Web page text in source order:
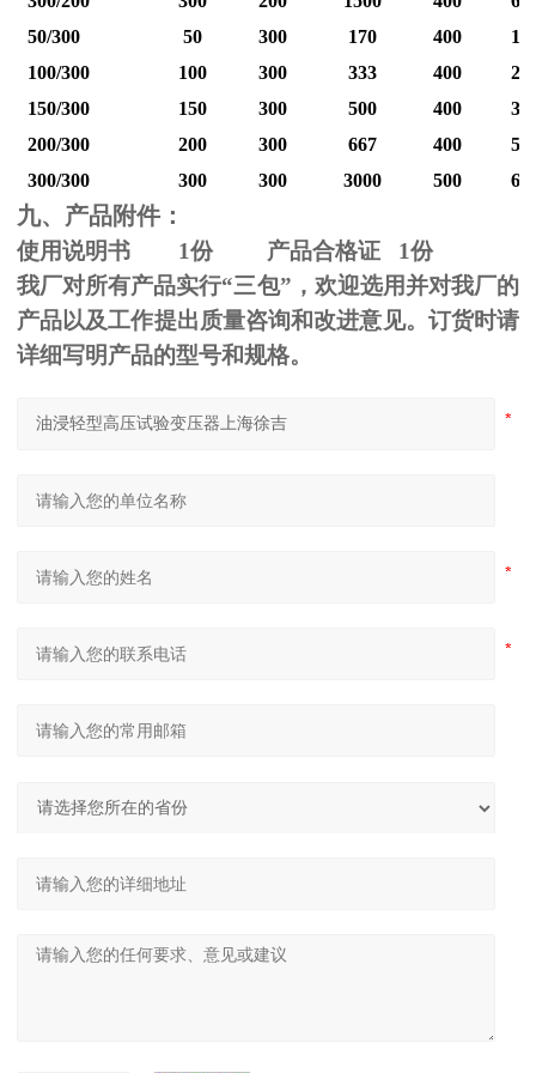
50/300
50 300 170 400
100/300
100 300 333 400
150/300
150 300 500 400
200/300
200 300 667 400
300/300
300 300 3000 500
九、产品附件：
使用说明书 1份 产品合格证 1份
我厂对所有产品实行“三包”，欢迎选用并对我厂的
产品以及工作提出质量咨询和改进意见。订货时请
详细写明产品的型号和规格。